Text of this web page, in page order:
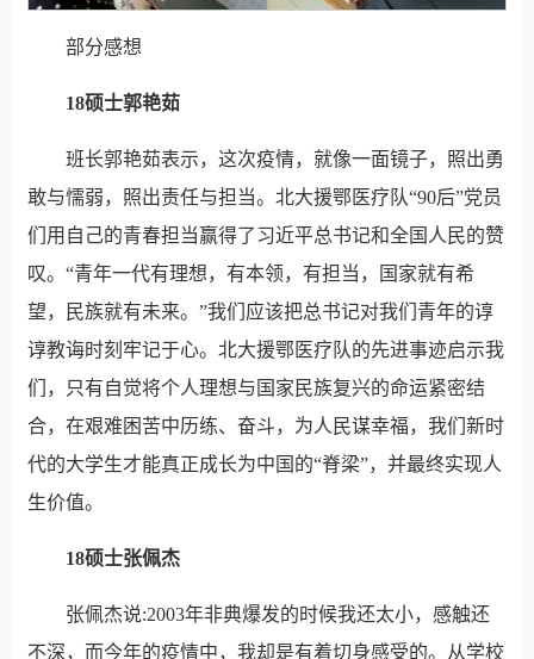
部分感想
18硕士郭艳茹
班长郭艳茹表示，这次疫情，就像一面镜子，照出勇
敢与懦弱，照出责任与担当。北大援鄂医疗队“90后”党员
们用自己的青春担当赢得了习近平总书记和全国人民的赞
叹。“青年一代有理想，有本领，有担当，国家就有希
望，民族就有未来。”我们应该把总书记对我们青年的谆
谆教诲时刻牢记于心。北大援鄂医疗队的先进事迹启示我
们，只有自觉将个人理想与国家民族复兴的命运紧密结
合，在艰难困苦中历练、奋斗，为人民谋幸福，我们新时
代的大学生才能真正成长为中国的“脊梁”，并最终实现人
生价值。
18硕士张佩杰
张佩杰说:2003年非典爆发的时候我还太小，感触还
不深，而今年的疫情中，我却是有着切身感受的。从学校